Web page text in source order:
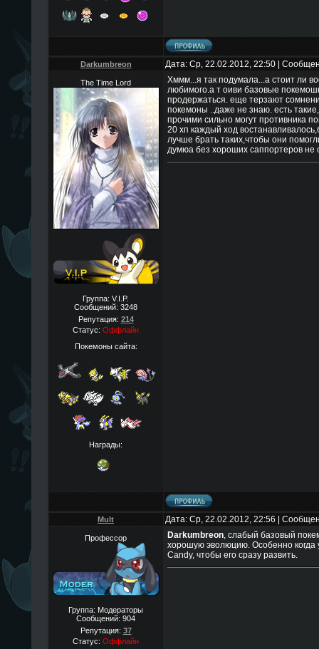
Darkumbreon Дата: Ср, 22.02.2012, 22:50 |
The Time Lord
Группа: V.I.P.
Сообщений: 3248
Репутация: 214
Статус: Оффлайн
Покемоны сайта:
Награды:
Хммм...я так подумала...а стоит ли
любимого.а т оиви базовые
продержаться. еще терзают
покемоны ..даже не знаю. есть
прочими сильно могут противника
20 хп каждый ход
лучше брать таких,чтобы они
думюа без хороших саппортеров не
Mult Дата: Ср, 22.02.2012, 22:56 |
Профессор
Группа: Модераторы
Сообщений: 904
Репутация: 37
Статус: Оффлайн
Darkumbreon, слабый базовый
хорошую эволюцию. Особенно когда
Candy, чтобы его сразу развить.